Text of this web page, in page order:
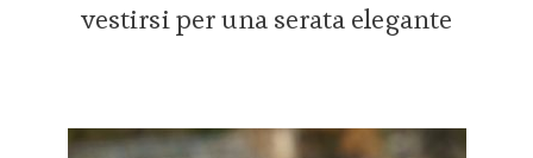
vestirsi per una serata elegante